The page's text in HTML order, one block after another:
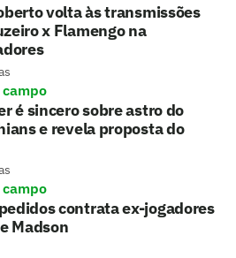
volta às transmissões
x Flamengo na
é sincero sobre astro do
e revela proposta do
contrata ex-jogadores
Madson